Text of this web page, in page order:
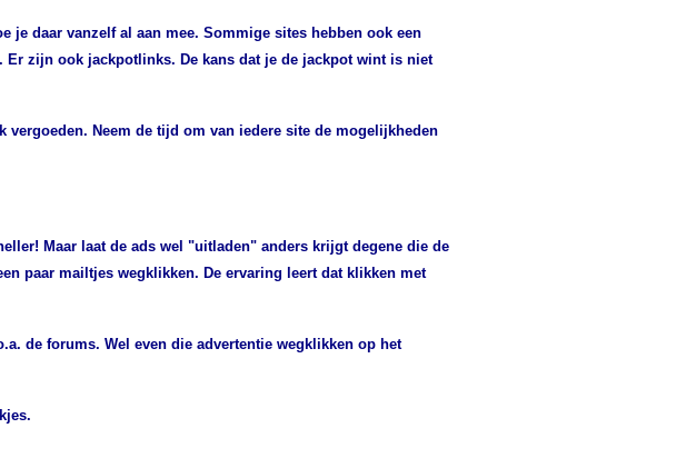
je daar vanzelf al aan mee. Sommige sites hebben ook een
Er zijn ook jackpotlinks. De kans dat je de jackpot wint is niet
Neem de tijd om van iedere site de mogelijkheden
Maar laat de ads wel "uitladen" anders krijgt degene die de
paar mailtjes wegklikken. De ervaring leert dat klikken met
de forums. Wel even die advertentie wegklikken op het